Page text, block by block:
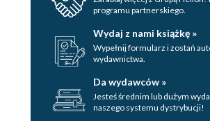
programu partnerskiego.
Wydaj z nami książkę »
Wypełnij formularz i zostań
wydawnictwa.
Da wydawców »
Jesteś średnim lub dużym
naszego systemu dystrybucji!